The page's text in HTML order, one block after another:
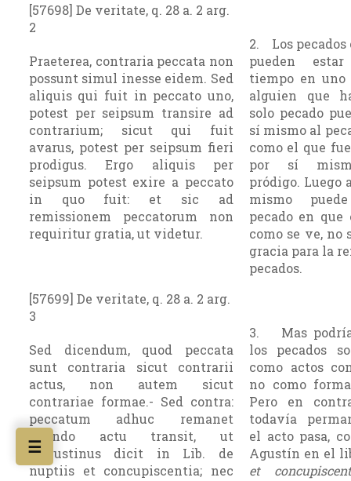
[57698] De veritate, q. 28 a. 2 arg.
2
Praeterea, contraria peccata non
possunt simul inesse eidem. Sed
aliquis qui fuit in peccato uno,
potest per seipsum transire ad
contrarium; sicut qui fuit
avarus, potest per seipsum fieri
prodigus. Ergo aliquis per
seipsum potest exire a peccato
in quo fuit: et sic ad
remissionem peccatorum non
requiritur gratia, ut videtur.
2. Los pecados
pueden
tiempo en uno
alguien que
solo pecado
sí mismo al
como el que
por sí
pródigo. Luego
mismo
pecado en que
como se ve, no
gracia para la
pecados.
[57699] De veritate, q. 28 a. 2 arg.
3
Sed dicendum, quod peccata
sunt contraria sicut contrarii
actus, non autem sicut
contrariae formae.- Sed contra:
peccatum adhuc remanet
quando actu transit, ut
Augustinus dicit in Lib. de
nuptiis et concupiscentia; nec
3. Mas podría
los pecados
como actos
no como
Pero en
todavía
el acto pasa,
Agustín en el
et
☰